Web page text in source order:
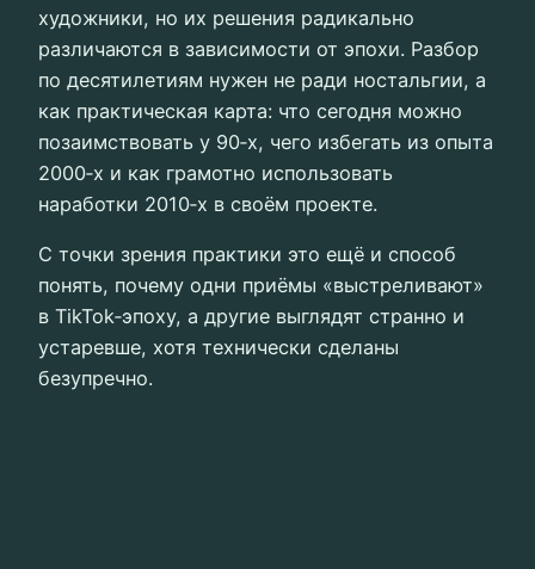
художники, но их решения радикально
различаются в зависимости от эпохи. Разбор
по десятилетиям нужен не ради ностальгии, а
как практическая карта: что сегодня можно
позаимствовать у 90‑х, чего избегать из опыта
2000‑х и как грамотно использовать
наработки 2010‑х в своём проекте.
С точки зрения практики это ещё и способ
понять, почему одни приёмы «выстреливают»
в TikTok‑эпоху, а другие выглядят странно и
устаревше, хотя технически сделаны
безупречно.